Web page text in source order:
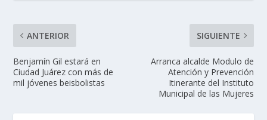
ANTERIOR
Benjamín Gil estará en
Ciudad Juárez con más de
mil jóvenes beisbolistas
SIGUIENTE
Arranca alcalde Modulo de
Atención y Prevención
Itinerante del Instituto
Municipal de las Mujeres